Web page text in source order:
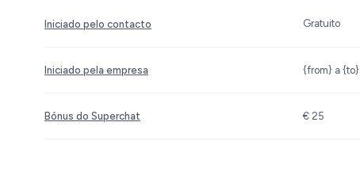
Iniciado pelo contacto Gratuito
Iniciado pela empresa {from} a {to}
Bónus do Superchat € 25